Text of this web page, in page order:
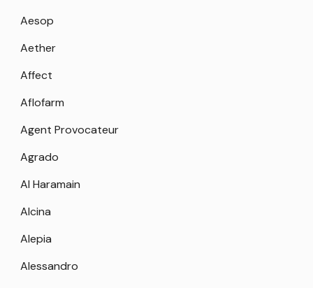
Aesop
Aether
Affect
Aflofarm
Agent Provocateur
Agrado
Al Haramain
Alcina
Alepia
Alessandro